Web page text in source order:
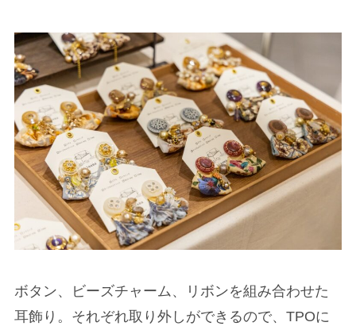
ボタン、ビーズチャーム、リボンを組み合わせた
耳飾り。それぞれ取り外しができるので、TPOに